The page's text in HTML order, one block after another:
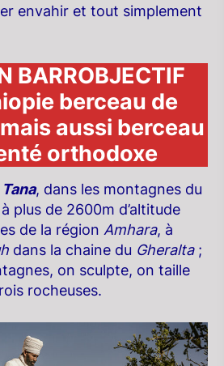
envahir et tout simplement
BARROBJECTIF
berceau de
aussi berceau
orthodoxe
, dans les montagnes du
plus de 2600m d’altitude
de la région Amhara, à
dans la chaine du Gheralta;
on sculpte, on taille
rocheuses.